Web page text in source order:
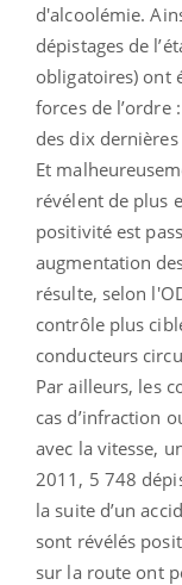
d'alcoolémie.
dépistages de
obligatoires) ont
forces de l’ordre
des dix dernières
Et
révélent de plus
positivité est
augmentation
résulte, selon
contrôle plus
conducteurs
Par ailleurs, les
cas d’infraction
avec la vitesse,
2011, 5 748
la suite d’un
sont révélés
sur la route ont